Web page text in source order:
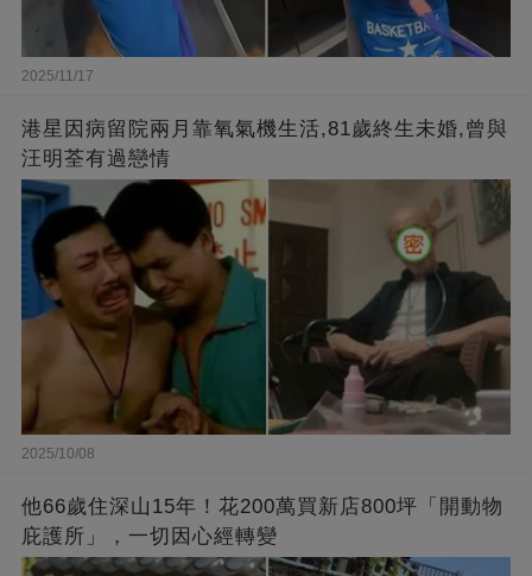
2025/11/17
港星因病留院兩月靠氧氣機生活,81歲終生未婚,曾與
汪明荃有過戀情
2025/10/08
他66歲住深山15年！花200萬買新店800坪「開動物
庇護所」，一切因心經轉變